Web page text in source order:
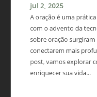
jul 2, 2025
A oração é uma
com o advento da
sobre oração surgiram
conectarem mais
post, vamos explorar
enriquecer sua vida...